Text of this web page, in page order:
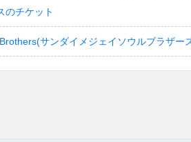
のチケット
サンダイメジェイソウルブラザー